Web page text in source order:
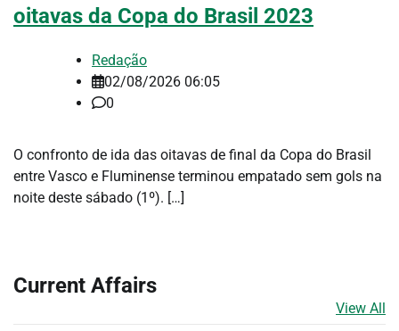
oitavas da Copa do Brasil 2023
Redação
02/08/2026 06:05
0
O confronto de ida das oitavas de final da Copa do Brasil
entre Vasco e Fluminense terminou empatado sem gols na
noite deste sábado (1º). […]
Current Affairs
View All